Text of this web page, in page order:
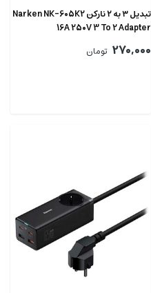
تبدیل ۳ به ۲ نارکن Narken NK-605K2
16A 250V 3 To 2 Adapter
270,000 تومان